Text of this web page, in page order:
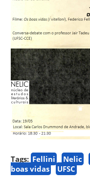
Tags: Fellini Nelic
boas vidas
UFSC